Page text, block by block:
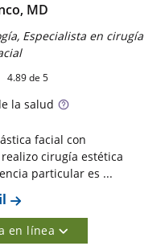
MD
Especialista en cirugía
4.89de 5
la salud
facial con
cirugía estética
particular es ...
en línea